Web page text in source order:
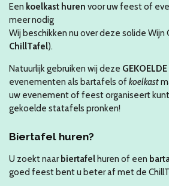
Een koelkast huren voor uw feest of
meer nodig
Wij beschikken nu over deze solide Wijn
ChillTafel).
Natuurlijk gebruiken wij deze GEKOELDE
evenementen als bartafels ofkoelkast
uw evenement of feest organiseert
gekoelde statafels pronken!
Biertafel huren?
U zoekt naarbiertafel huren of een
goed feest bent u beter af met de